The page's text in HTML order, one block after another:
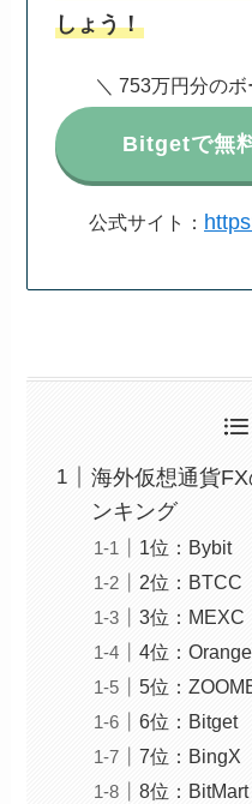
しょう！
＼ 753万円分の
Bitgetで無
公式サイト：
海外仮想通貨
ンキング
1位：Bybit
2位：BTCC
3位：MEXC
4位：
5位：
6位：Bitget
7位：BingX
8位：BitMart